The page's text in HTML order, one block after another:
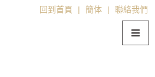
回到首頁 | 簡体 | 聯絡我們